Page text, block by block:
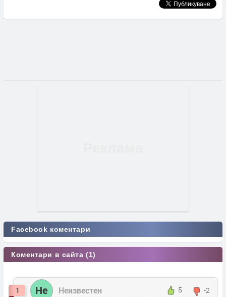
Facebook коментари
Коментари в сайта (1)
1 Не Неизвестен 5 -2